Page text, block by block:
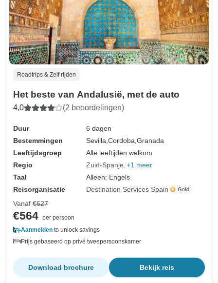
Roadtrips & Zelf rijden
Het beste van Andalusië, met de auto
4,0 (2 beoordelingen)
Duur
6 dagen
Bestemmingen
Sevilla,Cordoba,Granada
Leeftijdsgroep
Alle leeftijden welkom
Regio
Zuid-Spanje +1 meer
Taal
Alleen: Engels
Reisorganisatie
Destination Services Spain
Vanaf €627
€564 per persoon
Aanmelden to unlock savings
Prijs gebaseerd op privé tweepersoonskamer
Bekijk reis
Download brochure